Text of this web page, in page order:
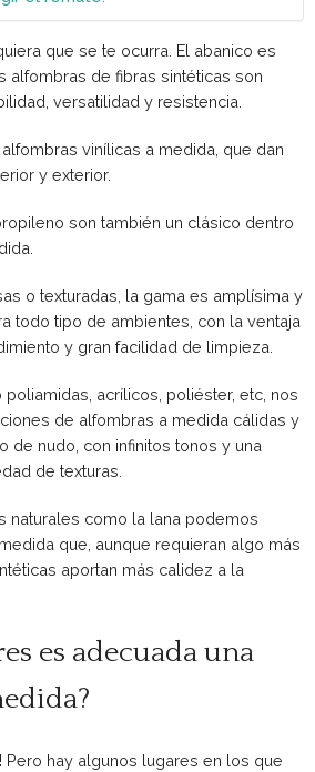
que se te ocurra. El abanico es
alfombras de fibras sintéticas son
versatilidad y resistencia.
vinílicas a medida, que dan
y exterior.
son también un clásico dentro
o texturadas, la gama es amplísima y
todo tipo de ambientes, con la ventaja
y gran facilidad de limpieza.
acrílicos, poliéster, etc, nos
de alfombras a medida cálidas y
de nudo, con infinitos tonos y una
de texturas.
naturales como la lana podemos
que, aunque requieran algo más
aportan más calidez a la
es adecuada una
Pero hay algunos lugares en los que